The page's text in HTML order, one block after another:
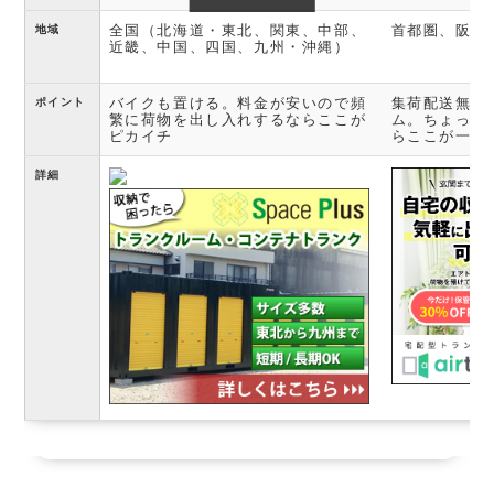
地域
全国（北海道・東北、関東、中部、
近畿、中国、四国、九州・沖縄）
首都圏、阪神
ポイント
バイクも置ける。料金が安いので頻
繁に荷物を出し入れするならここが
ピカイチ
集荷配送無料
ム。ちょっ
らここが一番
詳細